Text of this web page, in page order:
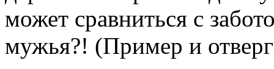
может сравниться с
мужья?! (Пример и